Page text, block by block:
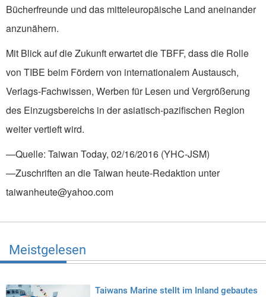
Bücherfreunde und das mitteleuropäische Land aneinander
anzunähern.
Mit Blick auf die Zukunft erwartet die TBFF, dass die Rolle
von TIBE beim Fördern von internationalem Austausch,
Verlags-Fachwissen, Werben für Lesen und Vergrößerung
des Einzugsbereichs in der asiatisch-pazifischen Region
weiter vertieft wird.
—Quelle: Taiwan Today, 02/16/2016 (YHC-JSM)
—Zuschriften an die Taiwan heute-Redaktion unter
taiwanheute@yahoo.com
Meistgelesen
Taiwans Marine stellt im Inland gebautes